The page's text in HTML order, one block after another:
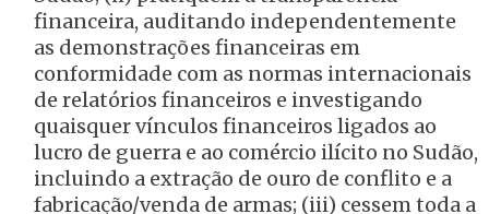
financeira, auditando independentemente
as demonstrações financeiras em
conformidade com as normas internacionais
de relatórios financeiros e investigando
quaisquer vínculos financeiros ligados ao
lucro de guerra e ao comércio ilícito no Sudão,
incluindo a extração de ouro de conflito e a
fabricação/venda de armas; (iii) cessem toda a